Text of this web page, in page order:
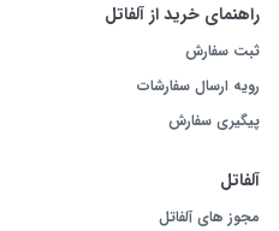
راهنمای خرید از آلفاتل
ثبت سفارش
رویه ارسال سفارشات
پیگیری سفارش
آلفاتل
مجوز های آلفاتل